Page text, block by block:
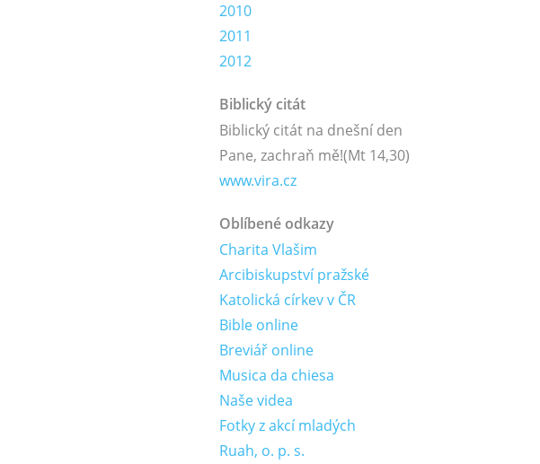
2010
2011
2012
Biblický citát
Biblický citát na dnešní den
Pane, zachraň mě!(Mt 14,30)
www.vira.cz
Oblíbené odkazy
Charita Vlašim
Arcibiskupství pražské
Katolická církev v ČR
Bible online
Breviář online
Musica da chiesa
Naše videa
Fotky z akcí mladých
Ruah, o. p. s.